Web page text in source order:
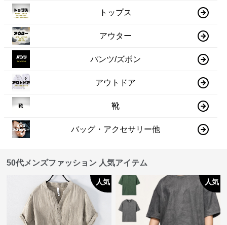
トップス
アウター
パンツ/ズボン
アウトドア
靴
バッグ・アクセサリー他
50代メンズファッション 人気アイテム
人気 人気